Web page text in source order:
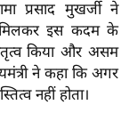
प्रसाद मुखर्जी ने
मिलकर इस कदम के
किया और असम
ने कहा कि अगर
नहीं होता।